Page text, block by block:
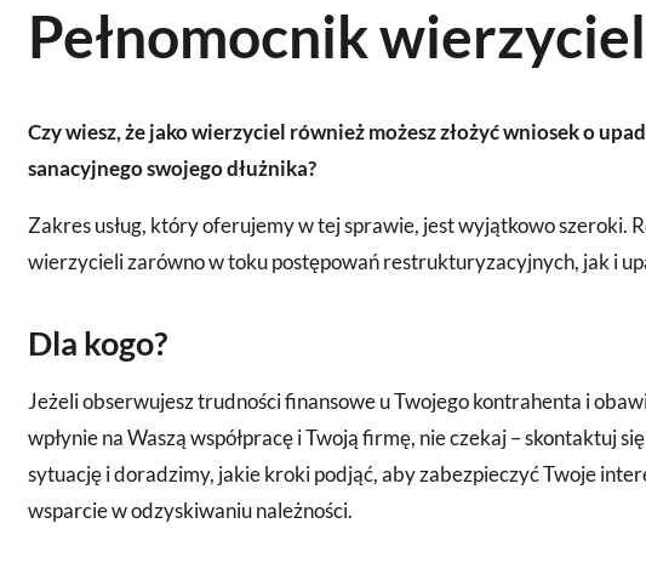
Pełnomocnik
Czy wiesz, że jako wierzyciel również możesz złożyć wniosek o
sanacyjnego swojego dłużnika?
Zakres usług, który oferujemy w tej sprawie, jest wyjątkowo szeroki.
wierzycieli zarówno w toku postępowań restrukturyzacyjnych, jak i
Dla kogo?
Jeżeli obserwujesz trudności finansowe u Twojego kontrahenta i
wpłynie na Waszą współpracę i Twoją firmę, nie czekaj – skontaktuj
sytuację i doradzimy, jakie kroki podjąć, aby zabezpieczyć Twoje
wsparcie w odzyskiwaniu należności.